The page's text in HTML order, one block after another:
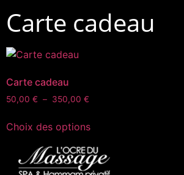
Carte cadeau
Carte cadeau
50,00 € – 350,00 €
Choix des options